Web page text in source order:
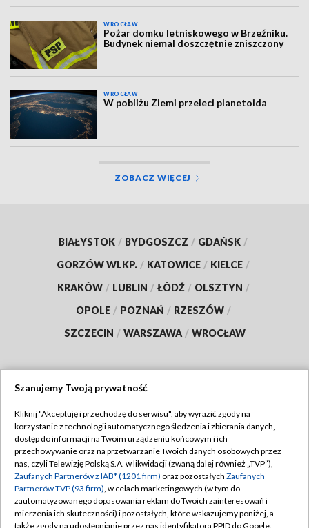
WROCŁAW
Pożar domku letniskowego w Brzeźniku.
Budynek niemal doszczętnie zniszczony
WROCŁAW
W pobliżu Ziemi przeleci planetoida
ZOBACZ WIĘCEJ
BIAŁYSTOK / BYDGOSZCZ / GDAŃSK /
GORZÓW WLKP. / KATOWICE / KIELCE /
KRAKÓW / LUBLIN / ŁÓDŹ / OLSZTYN /
OPOLE / POZNAŃ / RZESZÓW /
SZCZECIN / WARSZAWA / WROCŁAW
TVP
Abonament TVP
Emisja w TVP
Centrum informacji TVP
Naziemna Telewizja Cyfrowa
Regulamin TVP
Polityka prywatności
Moje zgody
Pomoc
Szanujemy Twoją prywatność
Kliknij "Akceptuję i przechodzę do serwisu", aby wyrazić zgody na
korzystanie z technologii automatycznego śledzenia i zbierania danych,
dostęp do informacji na Twoim urządzeniu końcowym i ich
przechowywanie oraz na przetwarzanie Twoich danych osobowych przez
nas, czyli Telewizję Polską S.A. w likwidacji (zwaną dalej również „TVP”),
Zaufanych Partnerów z IAB* (1201 firm) oraz pozostałych Zaufanych
Partnerów TVP (93 firm), w celach marketingowych (w tym do
zautomatyzowanego dopasowania reklam do Twoich zainteresowań i
mierzenia ich skuteczności) i pozostałych, które wskazujemy poniżej, a
także zgody na udostępnianie przez nas identyfikatora PPID do Google.